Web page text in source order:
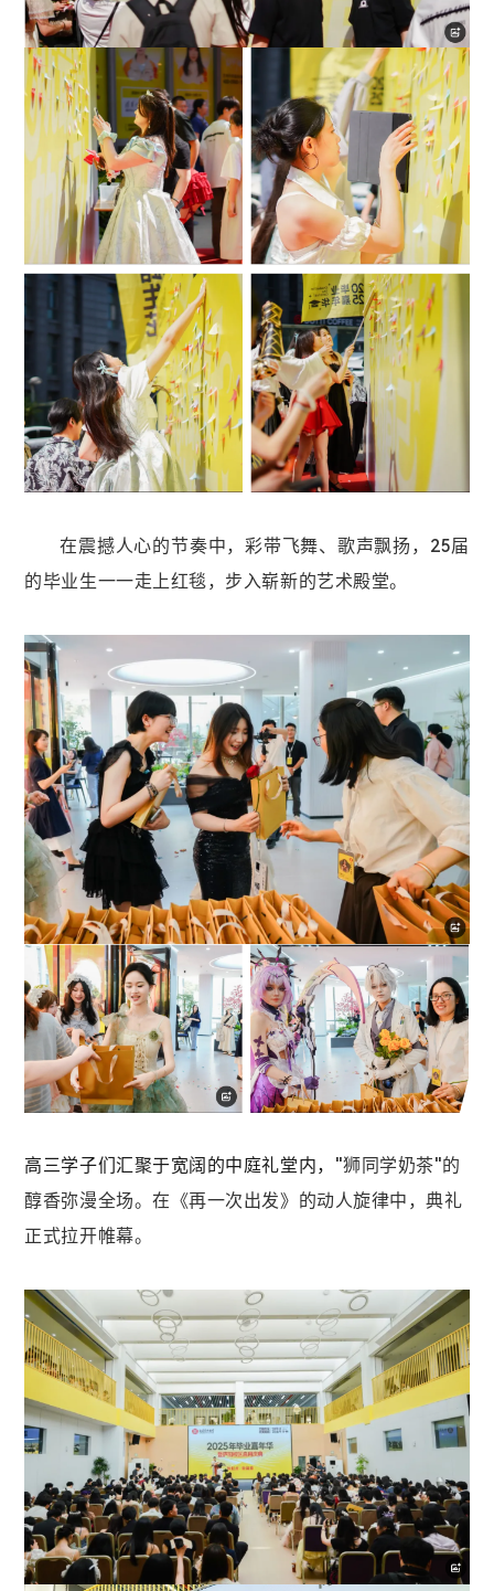
在震撼人心的节奏中，彩带飞舞、歌声飘扬，25届
的毕业生一一走上红毯， 步入崭新的艺术殿堂。
高三学子们汇聚于宽阔的中庭礼堂内， "狮同学奶茶"的
醇香弥漫全场。在《再一次出发》的动人旋律中，典礼
正式拉开帷幕。